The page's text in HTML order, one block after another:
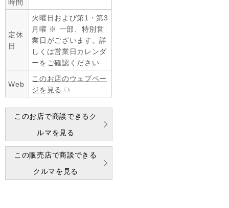
時間
定休
日
火曜日および第1・第3
月曜 ※ 一部、特別営
業日がございます。詳
しくは営業日カレンダ
ーをご確認ください
Web
このお店のウェブペー
ジを見る
このお店で商談できるク
ルマを見る
この販売店で商談できる
クルマを見る